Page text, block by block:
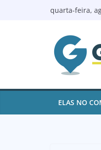
quarta-feira,
ELAS NO